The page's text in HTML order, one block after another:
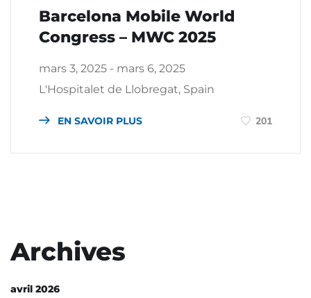
Barcelona Mobile World
Congress – MWC 2025
mars 3, 2025 - mars 6, 2025
L'Hospitalet de Llobregat, Spain
EN SAVOIR PLUS 201
Archives
avril 2026